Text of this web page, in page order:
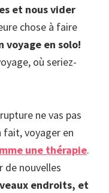
et nous vider
chose à faire
voyage en solo!
où seriez-
ne vas pas
fait, voyager en
une thérapie.
de nouvelles
endroits, et